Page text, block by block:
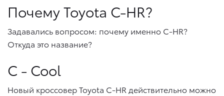
Почему Toyota C-HR?
Задавались вопросом: почему именно C-HR?
Откуда это название?
C - Cool
Новый кроссовер Toyota C-HR действительно можно